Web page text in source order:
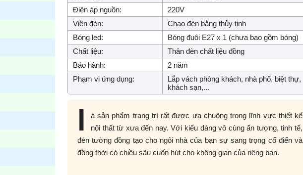
Điện áp nguồn:
220V
Viền đèn:
Chao đèn bằng thủy tinh
Bóng led:
Bóng đuôi E27 x 1 (chưa bao gồm bóng)
Chất liệu:
Thân đèn chất liệu đồng
Bảo hành:
2 năm
Phạm vi ứng dụng:
Lắp vách phòng khách, nhà phố, biệt thự,
khách sạn,...
l
à sản phẩm trang trí rất được ưa chuộng trong lĩnh vực thiết kế
nội thất từ xưa đến nay. Với kiểu dáng vô cùng ấn tượng, tinh tế,
đèn tường đồng tạo cho ngôi nhà của bạn sự sang trọng cổ điển và
đồng thời có chiều sâu cuốn hút cho không gian của riêng bạn.